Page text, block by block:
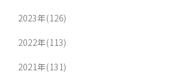
2023年(126)
2022年(113)
2021年(131)